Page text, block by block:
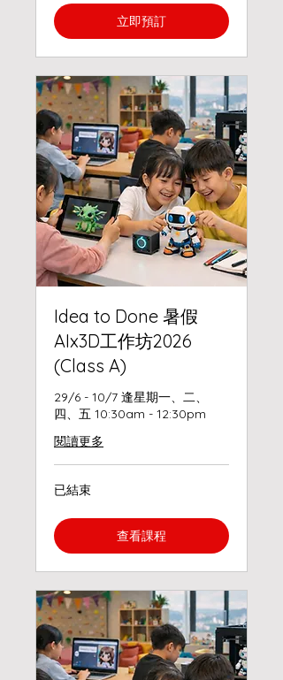
立即預訂
Idea to Done 暑假
AIx3D工作坊2026
(Class A)
29/6 - 10/7 逢星期一、二、
四、五 10:30am - 12:30pm
閱讀更多
已結束
查看課程